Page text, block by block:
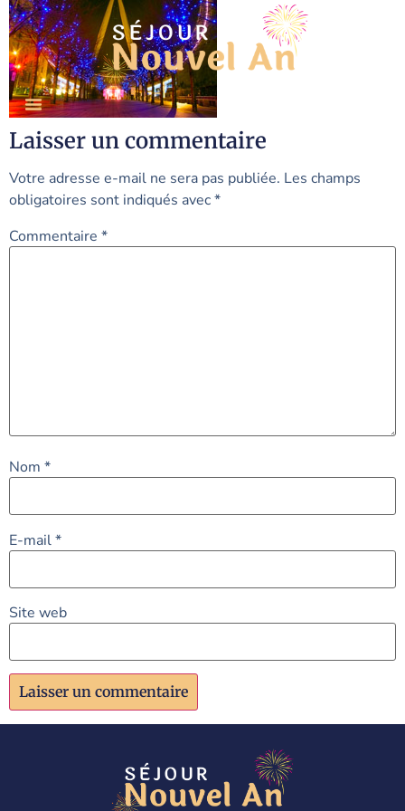
Laisser un commentaire
Votre adresse e-mail ne sera pas publiée. Les champs
obligatoires sont indiqués avec*
Commentaire *
Nom *
E-mail*
Site web